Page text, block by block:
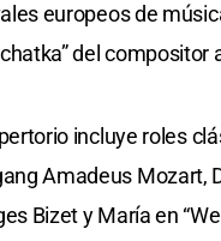
europeos de
del compositor
incluye roles
Amadeus Mozart,
Bizet y María en